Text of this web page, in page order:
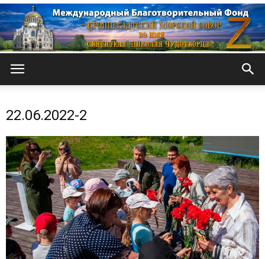
собор
22.06.2022-2